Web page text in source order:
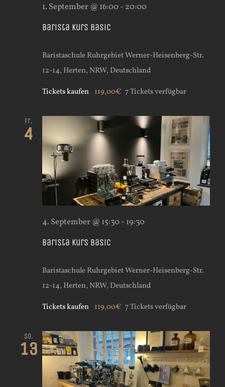
Barista Kurs Basic
1. September @ 16:00- 20:00
Baristaschule RuhrgebietWerner-Heisenberg-Str.
12-14, Herten, NRW, Deutschland
Tickets kaufen 119,00€ 7 Tickets verfügbar
Fr.
4
Barista Kurs Basic
4. September @ 15:30- 19:30
Baristaschule RuhrgebietWerner-Heisenberg-Str.
12-14, Herten, NRW, Deutschland
Tickets kaufen 119,00€ 7 Tickets verfügbar
So.
13